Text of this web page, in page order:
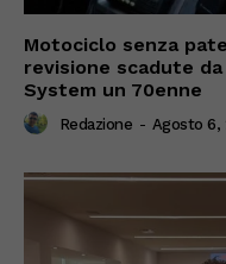
Motociclo senza
revisione scadute
System un 70enne
Redazione - Agosto 6,